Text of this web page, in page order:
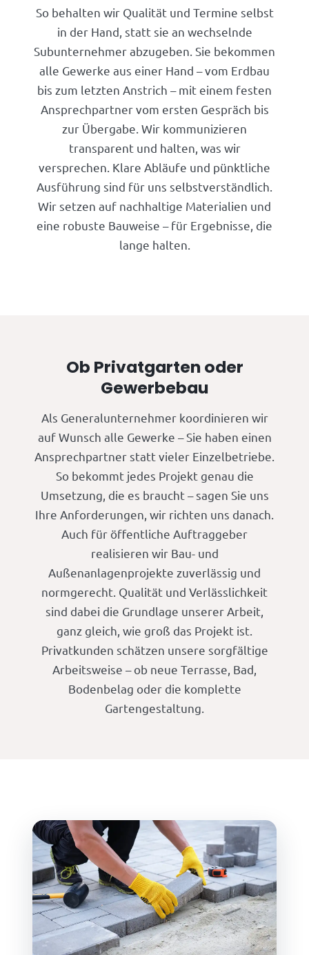
So behalten wir Qualität und Termine selbst
in der Hand, statt sie an wechselnde
Subunternehmer abzugeben. Sie bekommen
alle Gewerke aus einer Hand – vom Erdbau
bis zum letzten Anstrich – mit einem festen
Ansprechpartner vom ersten Gespräch bis
zur Übergabe. Wir kommunizieren
transparent und halten, was wir
versprechen. Klare Abläufe und pünktliche
Ausführung sind für uns selbstverständlich.
Wir setzen auf nachhaltige Materialien und
eine robuste Bauweise – für Ergebnisse, die
lange halten.
Ob Privatgarten oder
Gewerbebau
Als Generalunternehmer koordinieren wir
auf Wunsch alle Gewerke – Sie haben einen
Ansprechpartner statt vieler Einzelbetriebe.
So bekommt jedes Projekt genau die
Umsetzung, die es braucht – sagen Sie uns
Ihre Anforderungen, wir richten uns danach.
Auch für öffentliche Auftraggeber
realisieren wir Bau- und
Außenanlagenprojekte zuverlässig und
normgerecht. Qualität und Verlässlichkeit
sind dabei die Grundlage unserer Arbeit,
ganz gleich, wie groß das Projekt ist.
Privatkunden schätzen unsere sorgfältige
Arbeitsweise – ob neue Terrasse, Bad,
Bodenbelag oder die komplette
Gartengestaltung.